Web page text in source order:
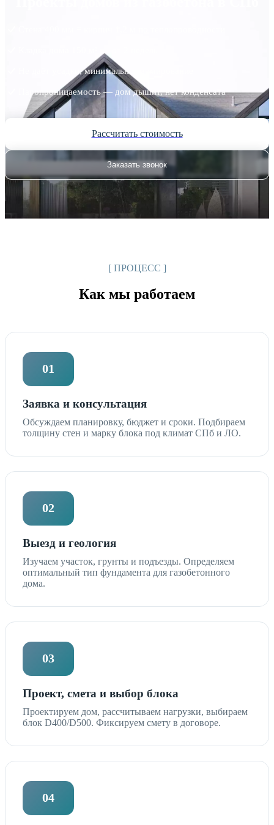
Не даёт усадки, минимальное армирование
Паропроницаемость — дом дышит, нет конденсата
Рассчитать стоимость
Заказать звонок
[ ПРОЦЕСС ]
Как мы работаем
01
Заявка и консультация
Обсуждаем планировку, бюджет и сроки. Подбираем
толщину стен и марку блока под климат СПб и ЛО.
02
Выезд и геология
Изучаем участок, грунты и подъезды. Определяем
оптимальный тип фундамента для газобетонного
дома.
03
Проект, смета и выбор блока
Проектируем дом, рассчитываем нагрузки, выбираем
блок D400/D500. Фиксируем смету в договоре.
04